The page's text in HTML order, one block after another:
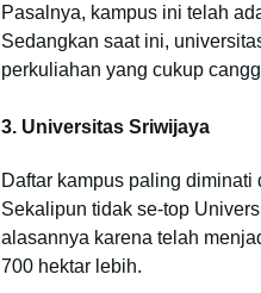
Pasalnya, kampus ini telah
Sedangkan saat ini,
perkuliahan yang cukup
3. Universitas Sriwijaya
Daftar kampus paling
Sekalipun tidak se-top
alasannya karena telah
700 hektar lebih.